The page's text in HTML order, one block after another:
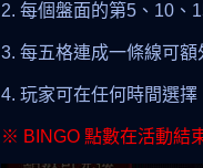
2. 每個盤面的第5、10、
3. 每五格連成一條線可
4. 玩家可在任何時間選
※ BINGO 點數在活動結